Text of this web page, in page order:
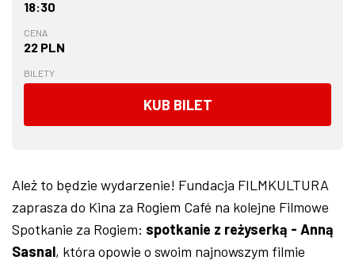
18:30
CENA
22 PLN
BILETY
KUB BILET
Ależ to będzie wydarzenie! Fundacja FILMKULTURA
zaprasza do Kina za Rogiem Café na kolejne Filmowe
Spotkanie za Rogiem: spotkanie z reżyserką - Anną
Sasnal, która opowie o swoim najnowszym filmie